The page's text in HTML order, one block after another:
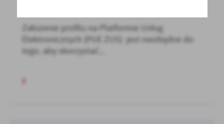
Założenie profilu na Platformie Usług
Elektronicznych (PUE ZUS) jest niezbędne do
tego, aby skorzystać...